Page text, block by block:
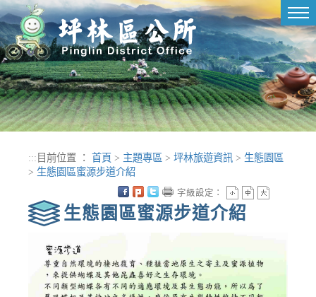
進入內容區塊
::: 目前位置 ： 首頁 > 主題專區 > 坪林旅遊資訊 > 生態園區
> 生態園區蜜源步道介紹
生態園區蜜源步道介紹
字級設定：